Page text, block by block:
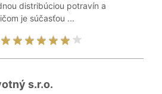
distribúciou potravín a
je súčasťou ...
s.r.o.